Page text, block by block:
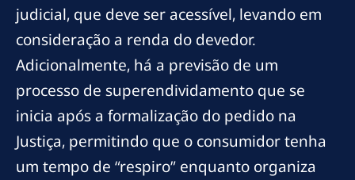
judicial, que deve ser acessível, levando em
consideração a renda do devedor.
Adicionalmente, há a previsão de um
processo de superendividamento que se
inicia após a formalização do pedido na
Justiça, permitindo que o consumidor tenha
um tempo de “respiro” enquanto organiza